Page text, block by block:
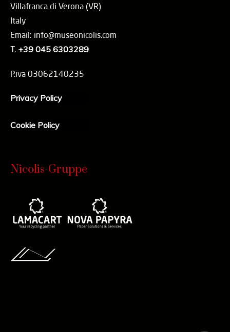
Villafranca di Verona (VR)
Italy
Email: info@museonicolis.com
T. +39 045 6303289
P.iva 03062140235
Privacy Policy
Cookie Policy
Nicolis-Gruppe